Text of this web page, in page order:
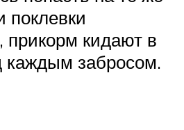
поклевки
прикорм кидают в
каждым забросом.